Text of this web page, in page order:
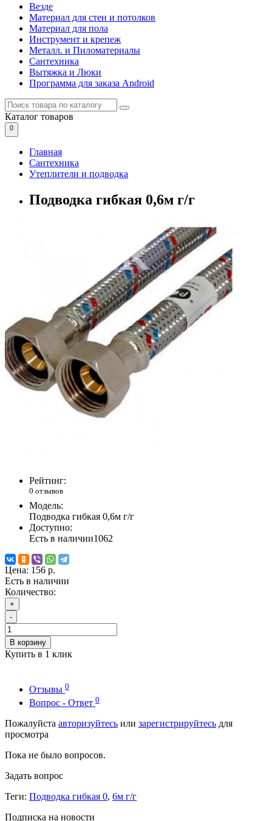
Везде
Материал для стен и потолков
Материал для пола
Инструмент и крепеж
Металл. и Пиломатериалы
Сантехника
Вытяжка и Люки
Программа для заказа Android
Каталог товаров
0
Главная
Сантехника
Утеплители и подводка
Подводка гибкая 0,6м г/г
Рейтинг:
0 отзывов
Модель:
Подводка гибкая 0,6м г/г
Доступно:
Есть в наличии1062
Цена: 156 р.
Есть в наличии
Количество:
+
-
В корзину
Купить в 1 клик
Отзывы 0
Вопрос - Ответ 0
Пожалуйста авторизуйтесь или зарегистрируйтесь для
просмотра
Пока не было вопросов.
Задать вопрос
Теги: Подводка гибкая 0, 6м г/г
Подписка на новости